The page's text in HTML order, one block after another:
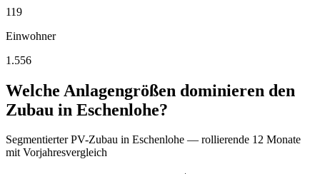
119
Einwohner
1.556
Welche Anlagengrößen dominieren den
Zubau in Eschenlohe?
Segmentierter PV-Zubau in Eschenlohe — rollierende 12 Monate
mit Vorjahresvergleich